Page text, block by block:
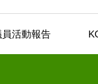
活動報告